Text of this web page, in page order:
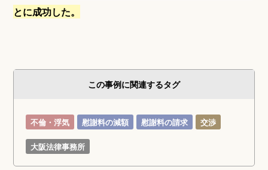
とに成功した。
この事例に関連するタグ
不倫・浮気 慰謝料の減額 慰謝料の請求 交渉
大阪法律事務所